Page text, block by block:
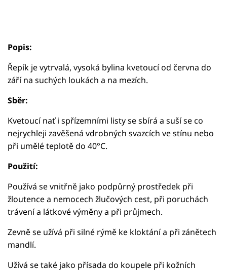
Popis:
Řepík je vytrvalá, vysoká bylina kvetoucí od června do
září na suchých loukách a na mezích.
Sběr:
Kvetoucí nať i spřízemními listy se sbírá a suší se co
nejrychleji zavěšená vdrobných svazcích ve stínu nebo
při umělé teplotě do 40°C.
Použití:
Používá se vnitřně jako podpůrný prostředek při
žloutence a nemocech žlučových cest, při poruchách
trávení a látkové výměny a při průjmech.
Zevně se užívá při silné rýmě ke kloktání a při zánětech
mandlí.
Užívá se také jako přísada do koupele při kožních